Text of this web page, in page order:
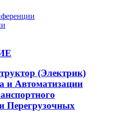
(Электрик)
и Автоматизации
Перегрузочных